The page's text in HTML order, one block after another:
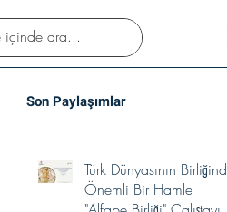
Son Paylaşımlar
Türk Dünyasının Birliğinde
Önemli Bir Hamle